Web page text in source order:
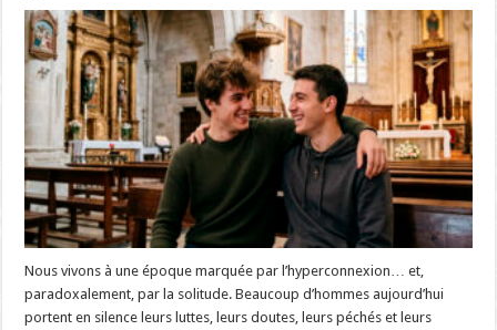
Nous vivons à une époque marquée par l’hyperconnexion… et,
paradoxalement, par la solitude. Beaucoup d’hommes aujourd’hui
portent en silence leurs luttes, leurs doutes, leurs péchés et leurs